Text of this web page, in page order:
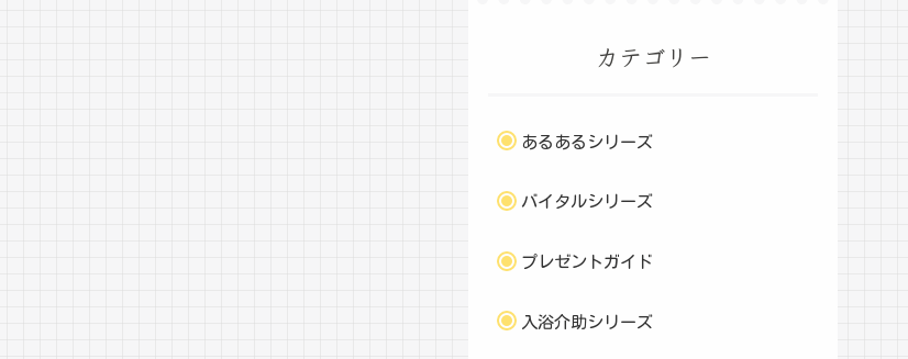
カテゴリー
あるあるシリーズ
バイタルシリーズ
プレゼントガイド
入浴介助シリーズ